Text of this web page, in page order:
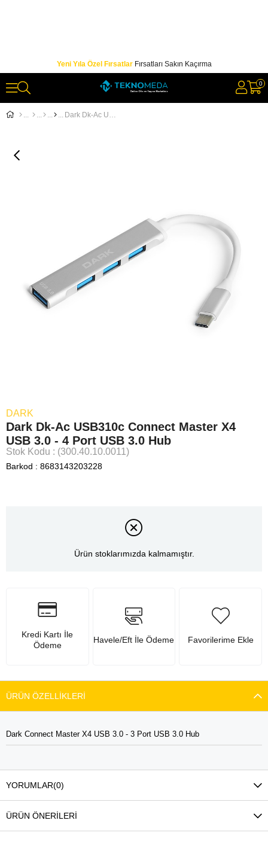
Yeni Yıla Özel FırsatlarFırsatları Sakın Kaçırma
0
Dark Dk-Ac USB310c Connect Master X4 USB 3.0 - 4 Port USB 3.0 Hub
DARK
Dark Dk-Ac USB310c Connect Master X4
USB 3.0 - 4 Port USB 3.0 Hub
Stok Kodu (300.40.10.0011)
Barkod : 8683143203228
Ürün stoklarımızda kalmamıştır.
Kredi Kartı İle
Ödeme
Havele/Eft İle Ödeme Favorilerime Ekle
ÜRÜN ÖZELLIKLERI
Dark Connect Master X4 USB 3.0 - 3 Port USB 3.0 Hub
YORUMLAR(0)
ÜRÜN ÖNERILERI